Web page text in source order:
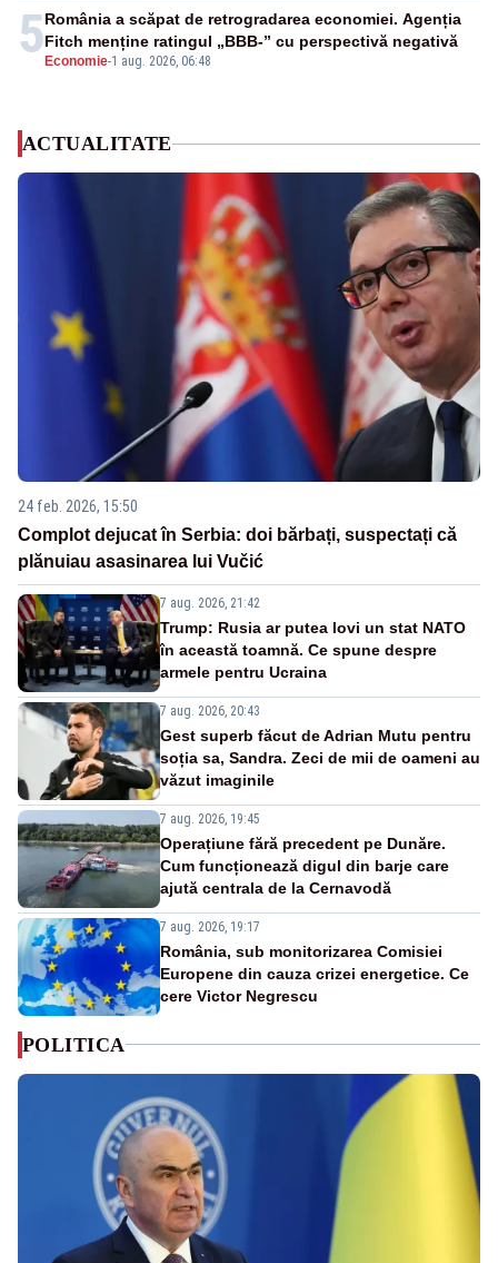
5 Economie-1 aug. 2026, 06:48
România a scăpat de retrogradarea economiei. Agenția
Fitch menține ratingul „BBB-” cu perspectivă negativă
ACTUALITATE
24 feb. 2026, 15:50
Complot dejucat în Serbia: doi bărbați, suspectați că
plănuiau asasinarea lui Vučić
7 aug. 2026, 21:42
Trump: Rusia ar putea lovi un stat NATO
în această toamnă. Ce spune despre
armele pentru Ucraina
7 aug. 2026, 20:43
Gest superb făcut de Adrian Mutu pentru
soția sa, Sandra. Zeci de mii de oameni au
văzut imaginile
7 aug. 2026, 19:45
Operațiune fără precedent pe Dunăre.
Cum funcționează digul din barje care
ajută centrala de la Cernavodă
7 aug. 2026, 19:17
România, sub monitorizarea Comisiei
Europene din cauza crizei energetice. Ce
cere Victor Negrescu
POLITICA